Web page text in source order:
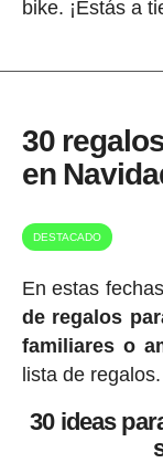
bike. ¡Estás a
30
en
DESTACADO
En estas
de regalos
familiares o
lista de regalos.
30 ideas